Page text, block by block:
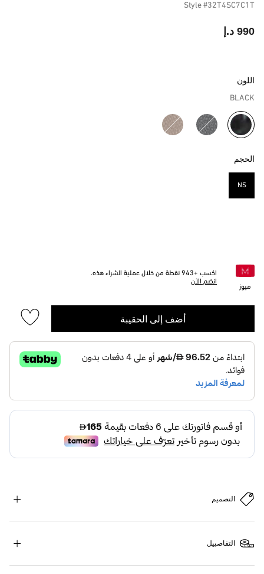
Style #32T4SC7C1T
990 د.إ
اللون
BLACK
مختار
الحجم
NS
ميوز
اكسب +943 نقطة من خلال عملية الشراء هذه.
انضم الآن
أضف إلى الحقيبة
التصميم
التفاصييل